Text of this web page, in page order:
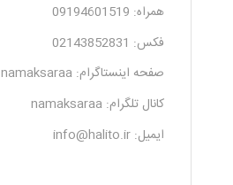
همراه: 09194601519
فکس: 02143852831
صفحه اینستاگرام: namaksaraa
کانال تلگرام: namaksaraa
ایمیل: info@halito.ir